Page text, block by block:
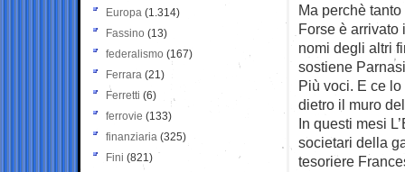
Ma perchè
Forse è arrivato
nomi degli altri
sostiene
Più voci. E ce
dietro il muro
In questi mesi
societari della
tesoriere
Europa (1.314)
Fassino (13)
federalismo (167)
Ferrara (21)
Ferretti (6)
ferrovie (133)
finanziaria (325)
Fini (821)